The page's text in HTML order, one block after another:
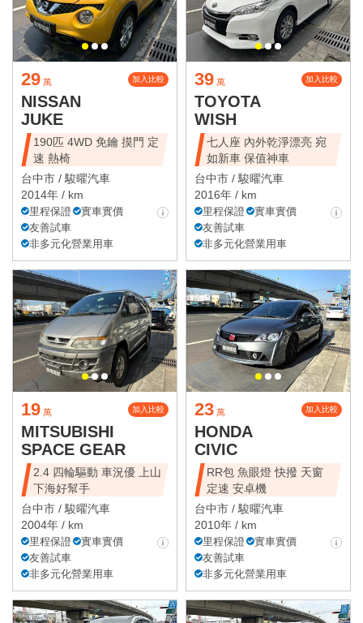
29 萬 加入比較
NISSAN
JUKE
190匹 4WD 免鑰 摸門 定
速 熱椅
台中市 / 駿曜汽車
2014年 / km
里程保證
實車實價
友善試車
非多元化營業用車
39 萬 加入比較
TOYOTA
WISH
七人座 內外乾淨漂亮 宛
如新車 保值神車
台中市 / 駿曜汽車
2016年 / km
里程保證
實車實價
友善試車
非多元化營業用車
19 萬 加入比較
MITSUBISHI
SPACE GEAR
2.4 四輪驅動 車況優 上山
下海好幫手
台中市 / 駿曜汽車
2004年 / km
里程保證
實車實價
友善試車
非多元化營業用車
23 萬 加入比較
HONDA
CIVIC
RR包 魚眼燈 快撥 天窗
定速 安卓機
台中市 / 駿曜汽車
2010年 / km
里程保證
實車實價
友善試車
非多元化營業用車